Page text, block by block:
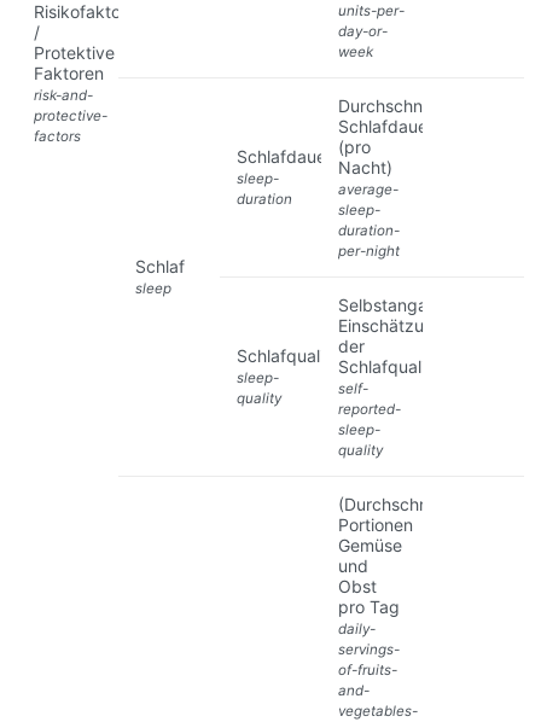
Risikofaktoren
/
Protektive
Faktoren
risk-and-
protective-
factors
units-per-
day-or-
week
Schlaf
sleep
Schlafdauer
sleep-
duration
Durchschnittliche
Schlafdauer
(pro
Nacht)
average-
sleep-
duration-
per-night
Schlafqualität
sleep-
quality
Selbstangabene
Einschätzung
der
Schlafqualität
self-
reported-
sleep-
quality
(Durchschnittliche)
Portionen
Gemüse
und
Obst
pro Tag
daily-
servings-
of-fruits-
and-
vegetables-